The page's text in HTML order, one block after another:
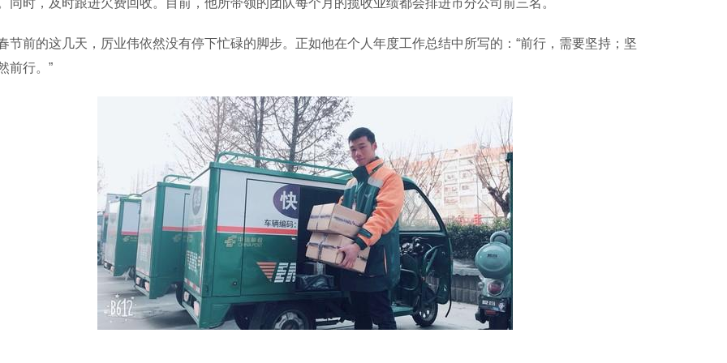
同时，及时跟进欠费回收。目前，他所带领的团队每个月的揽收业绩都会排进市分公司前三名。
前的这几天，厉业伟依然没有停下忙碌的脚步。正如他在个人年度工作总结中所写的：“前行，需要坚持；坚
前行。”